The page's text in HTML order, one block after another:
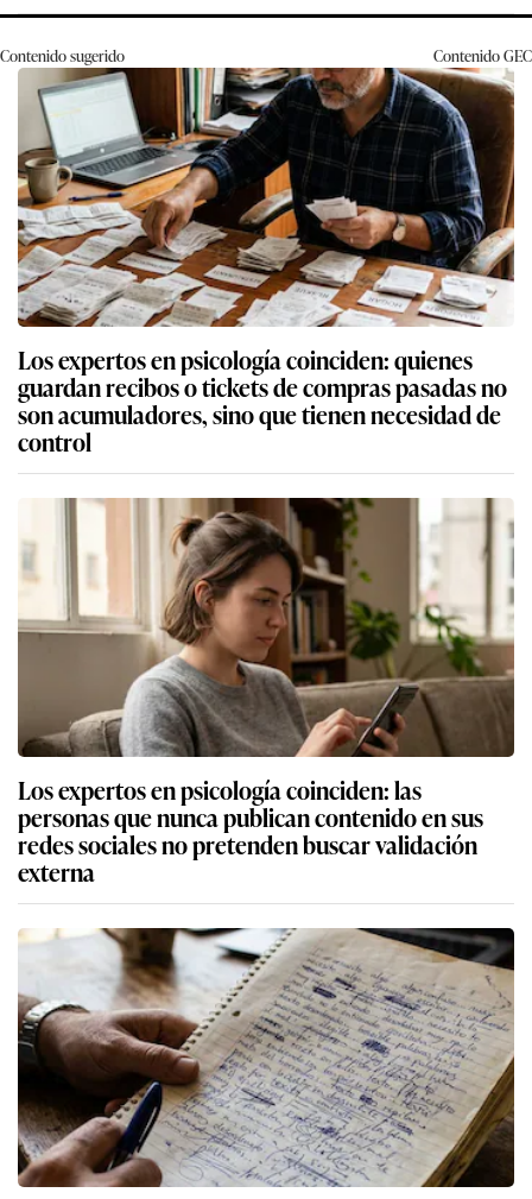
Contenido sugerido ContenidoGEC
Los expertos en psicología coinciden: quienes
guardan recibos o tickets de compras pasadas no
son acumuladores, sino que tienen necesidad de
control
Los expertos en psicología coinciden: las
personas que nunca publican contenido en sus
redes sociales no pretenden buscar validación
externa